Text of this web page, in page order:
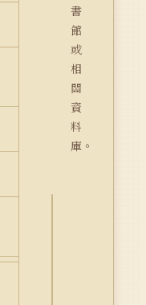
書
館
或
相
關
資
料
庫。